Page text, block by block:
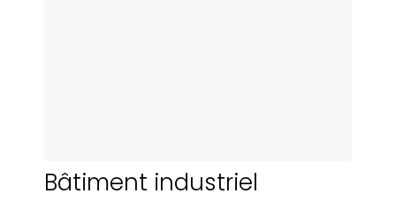
Bâtiment industriel